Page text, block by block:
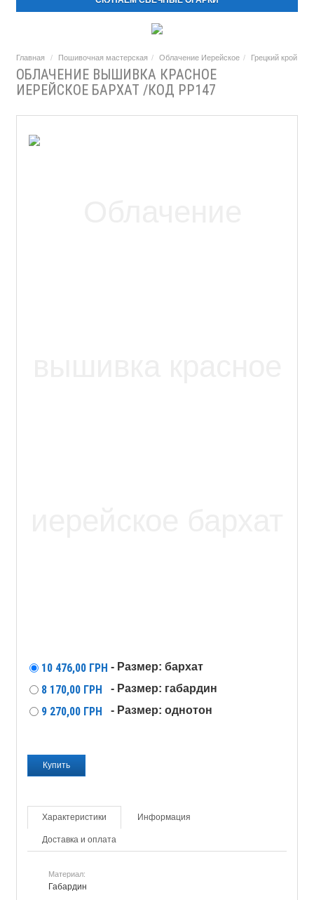
Главная Пошивочная мастерская Облачение Иерейское Грецкий крой
ОБЛАЧЕНИЕ ВЫШИВКА КРАСНОЕ
ИЕРЕЙСКОЕ БАРХАТ /КОД PP147
10 476,00 ГРН - Размер: бархат
8 170,00 ГРН - Размер: габардин
9 270,00 ГРН - Размер: однотон
Характеристики Информация
Доставка и оплата
Материал:
Габардин